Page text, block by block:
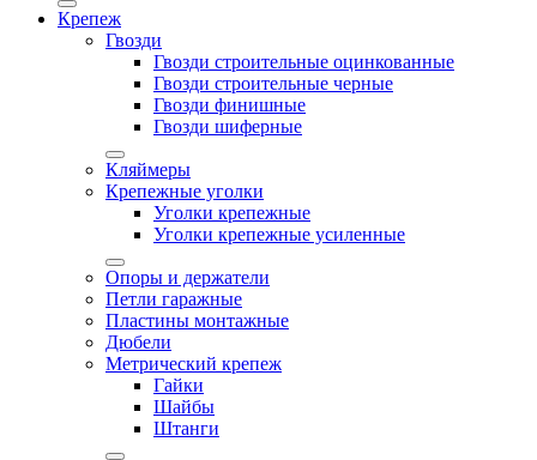
Крепеж
Гвозди
Гвозди строительные оцинкованные
Гвозди строительные черные
Гвозди финишные
Гвозди шиферные
Кляймеры
Крепежные уголки
Уголки крепежные
Уголки крепежные усиленные
Опоры и держатели
Петли гаражные
Пластины монтажные
Дюбели
Метрический крепеж
Гайки
Шайбы
Штанги